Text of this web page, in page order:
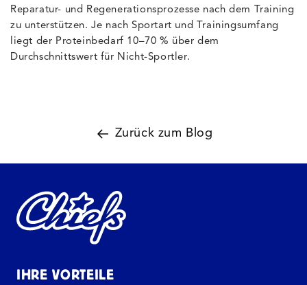
Reparatur- und Regenerationsprozesse nach dem Training
zu unterstützen. Je nach Sportart und Trainingsumfang
liegt der Proteinbedarf 10–70 % über dem
Durchschnittswert für Nicht-Sportler.
Zurück zum Blog
IHRE VORTEILE